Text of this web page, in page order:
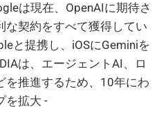
は現在、OpenAIに期待さ
な契約をすべて獲得してい
と提携し、iOSにGeminiを
は、エージェントAI、ロ
を推進するため、10年にわ
を拡大 -